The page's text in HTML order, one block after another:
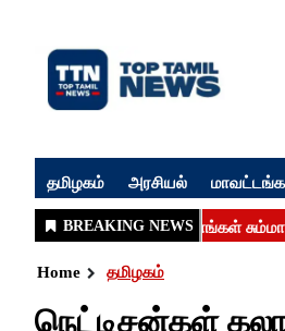
தமிழகம் அரசியல்
Home தமிழகம்
நெட்டிசன்கள்